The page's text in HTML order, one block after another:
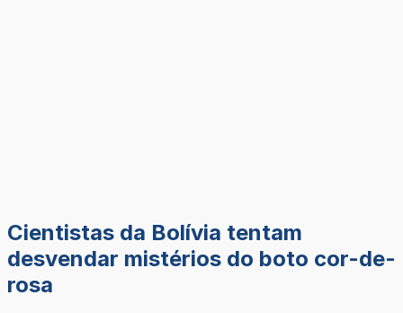
Cientistas da Bolívia tentam
desvendar mistérios do boto cor-de-
rosa